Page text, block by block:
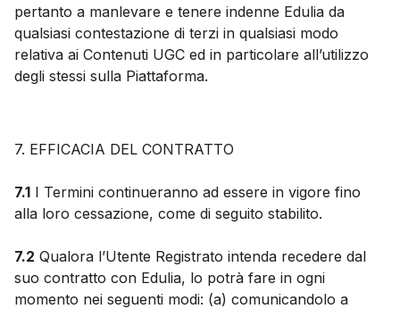
pertanto a manlevare e tenere indenne Edulia da
qualsiasi contestazione di terzi in qualsiasi modo
relativa ai Contenuti UGC ed in particolare all’utilizzo
degli stessi sulla Piattaforma.
7. EFFICACIA DEL CONTRATTO
7.1 I Termini continueranno ad essere in vigore fino
alla loro cessazione, come di seguito stabilito.
7.2 Qualora l’Utente Registrato intenda recedere dal
suo contratto con Edulia, lo potrà fare in ogni
momento nei seguenti modi: (a) comunicandolo a